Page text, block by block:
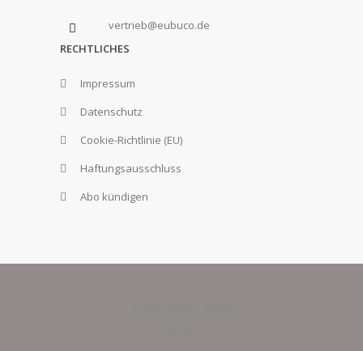
vertrieb@eubuco.de
RECHTLICHES
Impressum
Datenschutz
Cookie-Richtlinie (EU)
Haftungsausschluss
Abo kündigen